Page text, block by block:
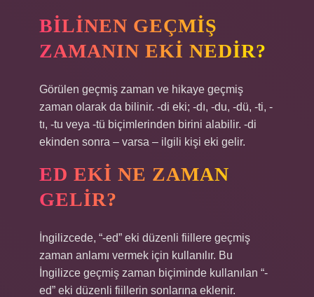
BILINEN GEÇMIŞ
ZAMANIN EKI NEDIR?
Görülen geçmiş zaman ve hikaye geçmiş
zaman olarak da bilinir. -di eki; -dı, -du, -dü, -ti, -
tı, -tu veya -tü biçimlerinden birini alabilir. -di
ekinden sonra – varsa – ilgili kişi eki gelir.
ED EKI NE ZAMAN
GELIR?
İngilizcede, “-ed” eki düzenli fiillere geçmiş
zaman anlamı vermek için kullanılır. Bu
İngilizce geçmiş zaman biçiminde kullanılan “-
ed” eki düzenli fiillerin sonlarına eklenir.